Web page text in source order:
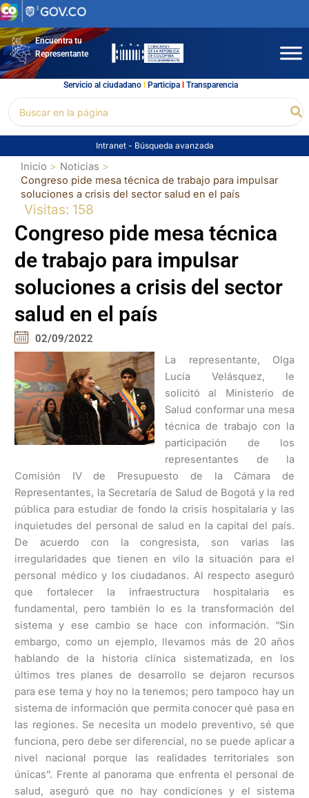
Ir
al
contenidoEncuentra tu
Representante
Servicio al ciudadano l Participal Transparencia
por:
Intranet - Búsqueda avanzada
Inicio
Noticias
Congreso pide mesa técnica de trabajo para impulsar
soluciones a crisis del sector salud en el país
Visitas: 158
Congreso pide mesa técnica
de trabajo para impulsar
soluciones a crisis del sector
salud en el país
02/09/2022
La representante, Olga
Lucía Velásquez, le
solicitó al Ministerio de
Salud conformar una mesa
técnica de trabajo con la
participación de los
representantes de la
Comisión IV de Presupuesto de la Cámara de
Representantes, la Secretaría de Salud de Bogotá y la red
pública para estudiar de fondo la crisis hospitalaria y las
inquietudes del personal de salud en la capital del país.
De acuerdo con la congresista, son varias las
irregularidades que tienen en vilo la situación para el
personal médico y los ciudadanos. Al respecto aseguró
que fortalecer la infraestructura hospitalaria es
fundamental, pero también lo es la transformación del
sistema y ese cambio se hace con información. “Sin
embargo, como un ejemplo, llevamos más de 20 años
hablando de la historia clínica sistematizada, en los
últimos tres planes de desarrollo se dejaron recursos
para ese tema y hoy no la tenemos; pero tampoco hay un
sistema de información que permita conocer qué pasa en
las regiones. Se necesita un modelo preventivo, sé que
funciona, pero debe ser diferencial, no se puede aplicar a
nivel nacional porque las realidades territoriales son
únicas”. Frente al panorama que enfrenta el personal de
salud, aseguró que no hay condiciones y el sistema